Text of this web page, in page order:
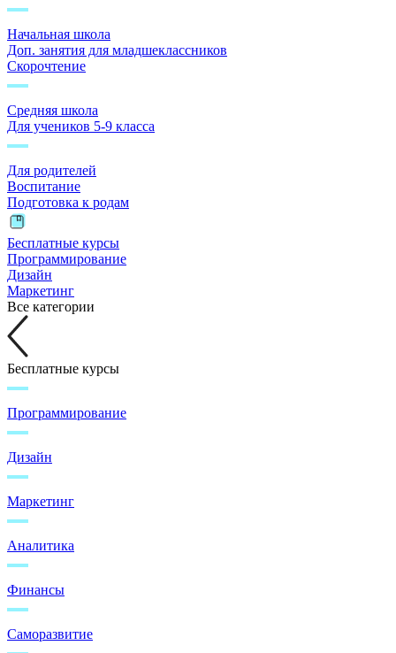
Начальная школа
Доп. занятия для младшеклассников
Скорочтение
Средняя школа
Для учеников 5-9 класса
Для родителей
Воспитание
Подготовка к родам
Бесплатные курсы
Программирование
Дизайн
Маркетинг
Все категории
Бесплатные курсы
Программирование
Дизайн
Маркетинг
Аналитика
Финансы
Саморазвитие